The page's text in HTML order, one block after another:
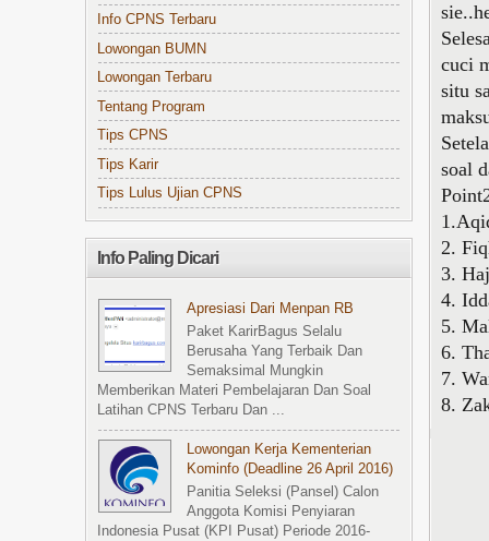
cuci
situ
soal
2.
3.
4.
5.
6.
7.
8.
Info CPNS Terbaru
Lowongan BUMN
Lowongan Terbaru
Tentang Program
Tips CPNS
Tips Karir
Tips Lulus Ujian CPNS
Info Paling Dicari
Apresiasi Dari Menpan RB
Paket KarirBagus Selalu
Berusaha Yang Terbaik Dan
Semaksimal Mungkin
Memberikan Materi Pembelajaran Dan Soal
Latihan CPNS Terbaru Dan ...
Lowongan Kerja Kementerian
Kominfo (Deadline 26 April 2016)
Panitia Seleksi (Pansel) Calon
Anggota Komisi Penyiaran
Indonesia Pusat (KPI Pusat) Periode 2016-